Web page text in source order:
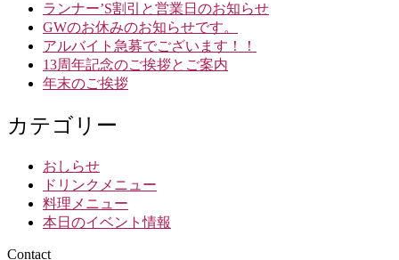
ランナー’S割引と営業日のお知らせ
GWのお休みのお知らせです。
アルバイト急募でございます！！
13周年記念のご挨拶とご案内
年末のご挨拶
カテゴリー
おしらせ
ドリンクメニュー
料理メニュー
本日のイベント情報
Contact